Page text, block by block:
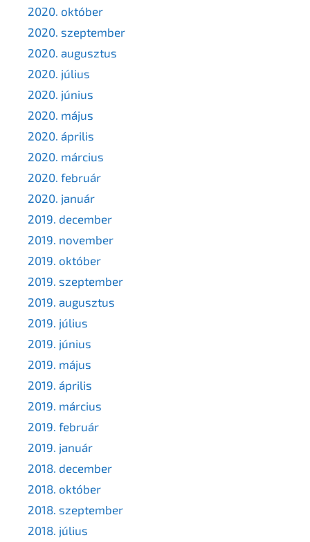
2020. október
2020. szeptember
2020. augusztus
2020. július
2020. június
2020. május
2020. április
2020. március
2020. február
2020. január
2019. december
2019. november
2019. október
2019. szeptember
2019. augusztus
2019. július
2019. június
2019. május
2019. április
2019. március
2019. február
2019. január
2018. december
2018. október
2018. szeptember
2018. július